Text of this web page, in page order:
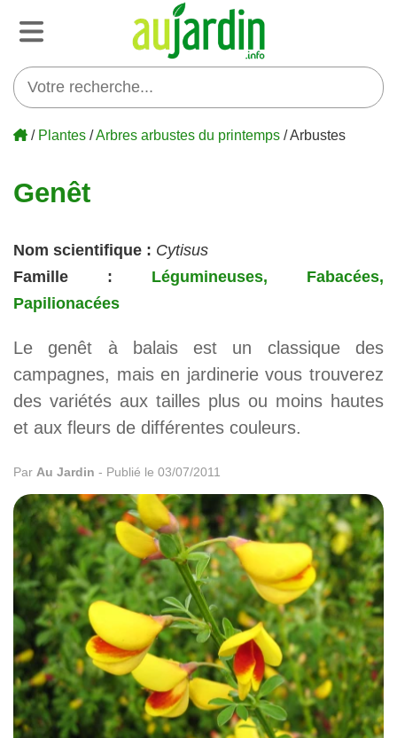
/ Plantes /Arbres arbustes du printemps / Arbustes
Genêt
Nom scientifique : Cytisus
Famille :
Légumineuses, Fabacées,
Papilionacées
Le genêt à balais est un classique des
campagnes, mais en jardinerie vous trouverez
des variétés aux tailles plus ou moins hautes
et aux fleurs de différentes couleurs.
Par Au Jardin - Publié le 03/07/2011